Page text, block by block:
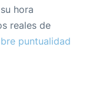
hora
reales de
puntualidad